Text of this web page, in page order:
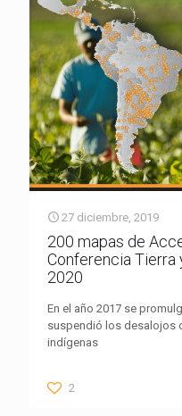
27 diciembre, 2019
200 mapas de
Conferencia Tierra
2020
En el año 2017 se
suspendió los desalojos
indígenas
2